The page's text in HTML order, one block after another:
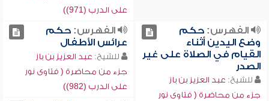
على الدرب (971))
الفهرس:حكم
وضع اليدين أثناء
القيام في الصلاة على غير
الصدر
للشيخ: عبد العزيز بن باز
جزء من محاضرة ( فتاوى نور
الفهرس:حكم
عرائس الأطفال
للشيخ: عبد العزيز بن باز
جزء من محاضرة ( فتاوى نور
على الدرب (982))